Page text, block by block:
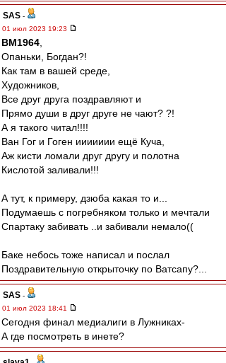
SAS -
01 июл 2023 19:23
BM1964
Опаньки, Богдан?!
Как там в вашей среде,
Художников,
Все друг друга поздравляют и
Прямо души в друг друге не чают? ?!
А я такого читал!!!!
Ван Гог и Гоген иииииии ещё Куча,
Аж кисти ломали друг другу и полотна
Кислотой заливали!!!
А тут, к примеру, дзюба какая то и...
Подумаешь с погребняком только и мечтали
Спартаку забивать ..и забивали немало((
Баке небось тоже написал и послал
Поздравительную открыточку по Ватсапу?...
SAS -
01 июл 2023 18:41
Сегодня финал медиалиги в Лужниках-
А где посмотреть в инете?